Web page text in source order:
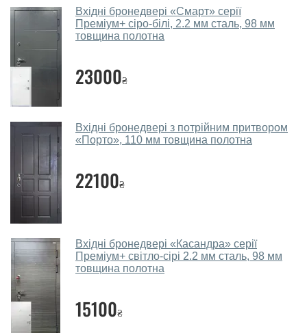
Які двері вхідні порадите?
Наші рекомендації залежать від необхідних
параметрів, бюджету та інших факторів. Підбір
вхідних дверей проводиться індивідуально для
кожного відвідувача.
Так, робимо. Наші фахівці можуть зробити замір та
консультацію на виїзді. Кожен співробітник має із
собою каталоги кольорів та візерунків. Після виміру та
консультації Ви можете оформити заявку, не
Виклик замірника-консультанта коштує 450 грн.
Ви робите установку вхідних дверей?
Так робимо. Монтаж вхідних дверей проводиться
згідно з чергою, у всі дні крім неділі.
Вхідні бронедвері «Смарт» серії
Преміум+ сіро-білі, 2.2 мм сталь, 98 мм
товщина полотна
23000₴
Вхідні бронедвері з потрійним притвором
«Порто», 110 мм товщина полотна
22100₴
Вхідні бронедвері «Касандра» серії
Преміум+ світло-сірі 2.2 мм сталь, 98 мм
товщина полотна
15100₴